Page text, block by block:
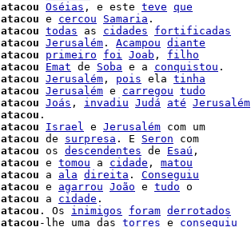
atacou Oséias , e este teve que
atacou e cercou Samaria .
atacou todas as cidades
fortificadas
atacou Jerusalém . Acampou diante
atacou primeiro foi Joab , filho
atacou Emat de Soba e a conquistou .
atacou Jerusalém , pois ela tinha
atacou Jerusalém e carregou tudo
atacou Joás , invadiu Judá até Jerusalém
atacou
atacou Israel e Jerusalém com um
atacou de surpresa . E Seron com
atacou os descendentes de Esaú ,
atacou e tomou a cidade , matou
atacou a ala direita . Conseguiu
atacou e agarrou João e tudo o
atacou a cidade .
atacou . Os inimigos foram derrotados
atacou -lhe uma das torres e conseguiu